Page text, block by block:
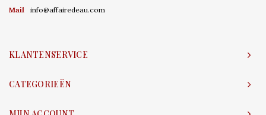
Mail
info@affairedeau.com
KLANTENSERVICE
CATEGORIEËN